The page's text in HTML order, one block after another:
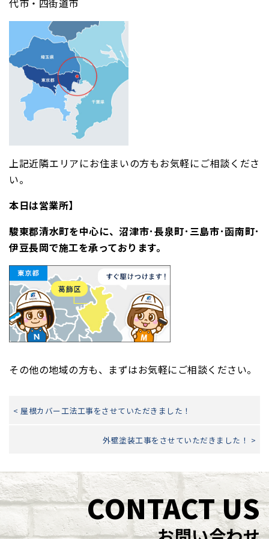
上記近隣エリアにお住まいの方もお気軽にご相談くださ
い。
本日は営業所】
駿東郡清水町を中心に、沼津市･長泉町･三島市･函南町･
伊豆長岡で施工を承っております。
その他の地域の方も、まずはお気軽にご相談ください。
< 屋根カバー工法工事をさせていただきました！
外壁塗装工事をさせていただきました！ >
CONTACT US